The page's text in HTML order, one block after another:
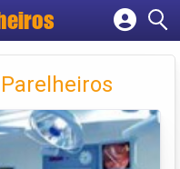
empresa